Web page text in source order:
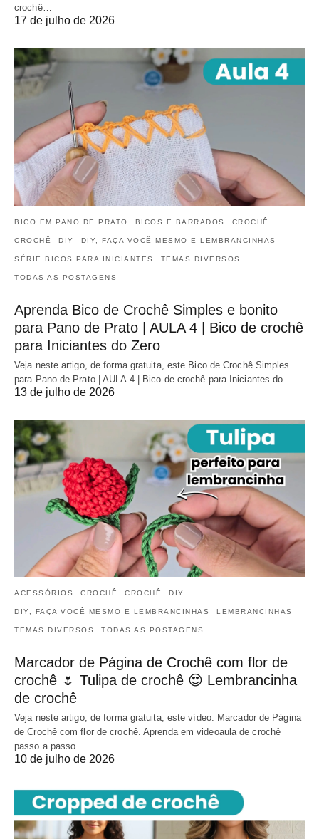
crochê…
17 de julho de 2026
BICO EM PANO DE PRATO BICOS E BARRADOS CROCHÊ
CROCHÊ DIY DIY, FAÇA VOCÊ MESMO E LEMBRANCINHAS
SÉRIE BICOS PARA INICIANTES TEMAS DIVERSOS
TODAS AS POSTAGENS
Aprenda Bico de Crochê Simples e bonito
para Pano de Prato | AULA 4 | Bico de crochê
para Iniciantes do Zero
Veja neste artigo, de forma gratuita, este Bico de Crochê Simples
para Pano de Prato | AULA 4 | Bico de crochê para Iniciantes do…
13 de julho de 2026
ACESSÓRIOS CROCHÊ CROCHÊ DIY
DIY, FAÇA VOCÊ MESMO E LEMBRANCINHAS LEMBRANCINHAS
TEMAS DIVERSOS TODAS AS POSTAGENS
Marcador de Página de Crochê com flor de
crochê 🌷 Tulipa de crochê 😍 Lembrancinha
de crochê
Veja neste artigo, de forma gratuita, este vídeo: Marcador de Página
de Crochê com flor de crochê. Aprenda em videoaula de crochê
passo a passo…
10 de julho de 2026